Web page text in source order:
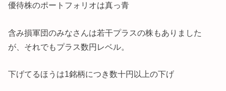
優待株のポートフォリオは真っ青
含み損軍団のみなさんは若干プラスの株もありました
が、それでもプラス数円レベル。
下げてるほうは1銘柄につき数十円以上の下げ